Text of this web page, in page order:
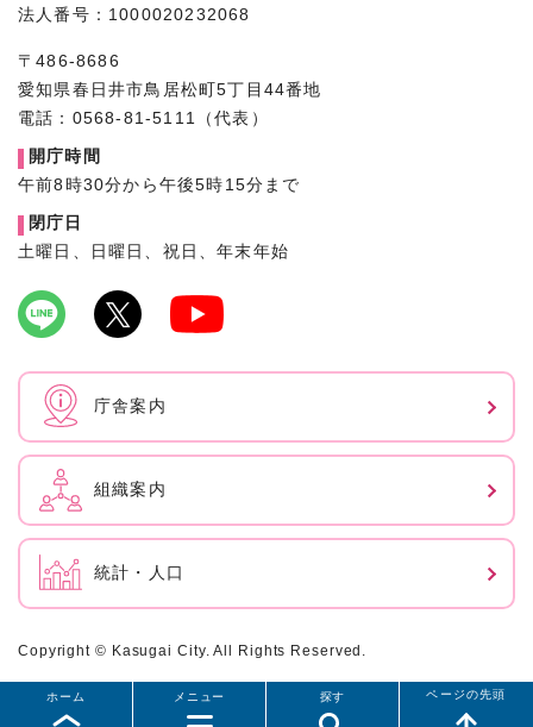
メニュー
ホーム 探す ページの先頭
法人番号：1000020232068
〒486-8686
愛知県春日井市鳥居松町5丁目44番地
電話：0568-81-5111（代表）
開庁時間
午前8時30分から午後5時15分まで
閉庁日
土曜日、日曜日、祝日、年末年始
庁舎案内
組織案内
統計・人口
Copyright © Kasugai City. All Rights Reserved.